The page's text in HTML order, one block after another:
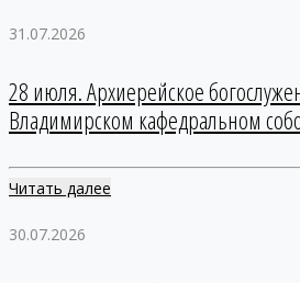
31.07.2026
28 июля. Архиерейское
Владимирском кафедральном
Читать далее
30.07.2026